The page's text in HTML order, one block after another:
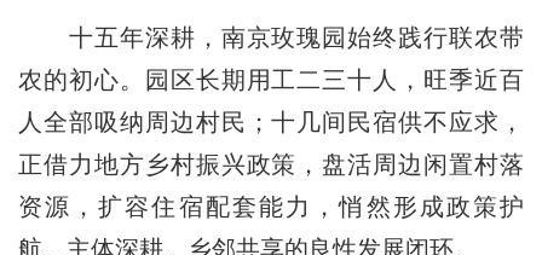
十五年深耕，南京玫瑰园始终践行联农带
农的初心。园区长期用工二三十人，旺季近百
人全部吸纳周边村民；十几间民宿供不应求，
正借力地方乡村振兴政策，盘活周边闲置村落
资源，扩容住宿配套能力，悄然形成政策护
航、主体深耕、乡邻共享的良性发展闭环。